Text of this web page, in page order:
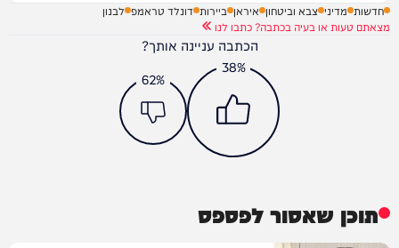
חדשות מדיני צבא וביטחון איראן ביירות דונלד טראמפ לבנון
מצאתם טעות או בעיה בכתבה? כתבו לנו
הכתבה עניינה אותך?
38%
62%
תוכן שאסור לפספס